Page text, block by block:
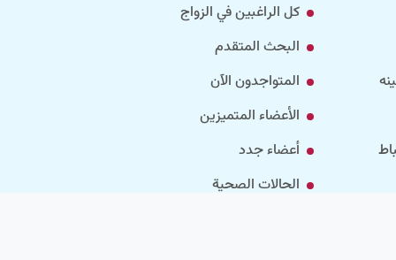
كل الراغبين في الزواج
البحث المتقدم
المتواجدون الآن
الأعضاء المتميزين
أعضاء جدد
الحالات الصحية